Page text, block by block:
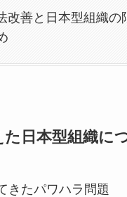
改善と日本型組織の
た日本型組織に
きたパワハラ問題